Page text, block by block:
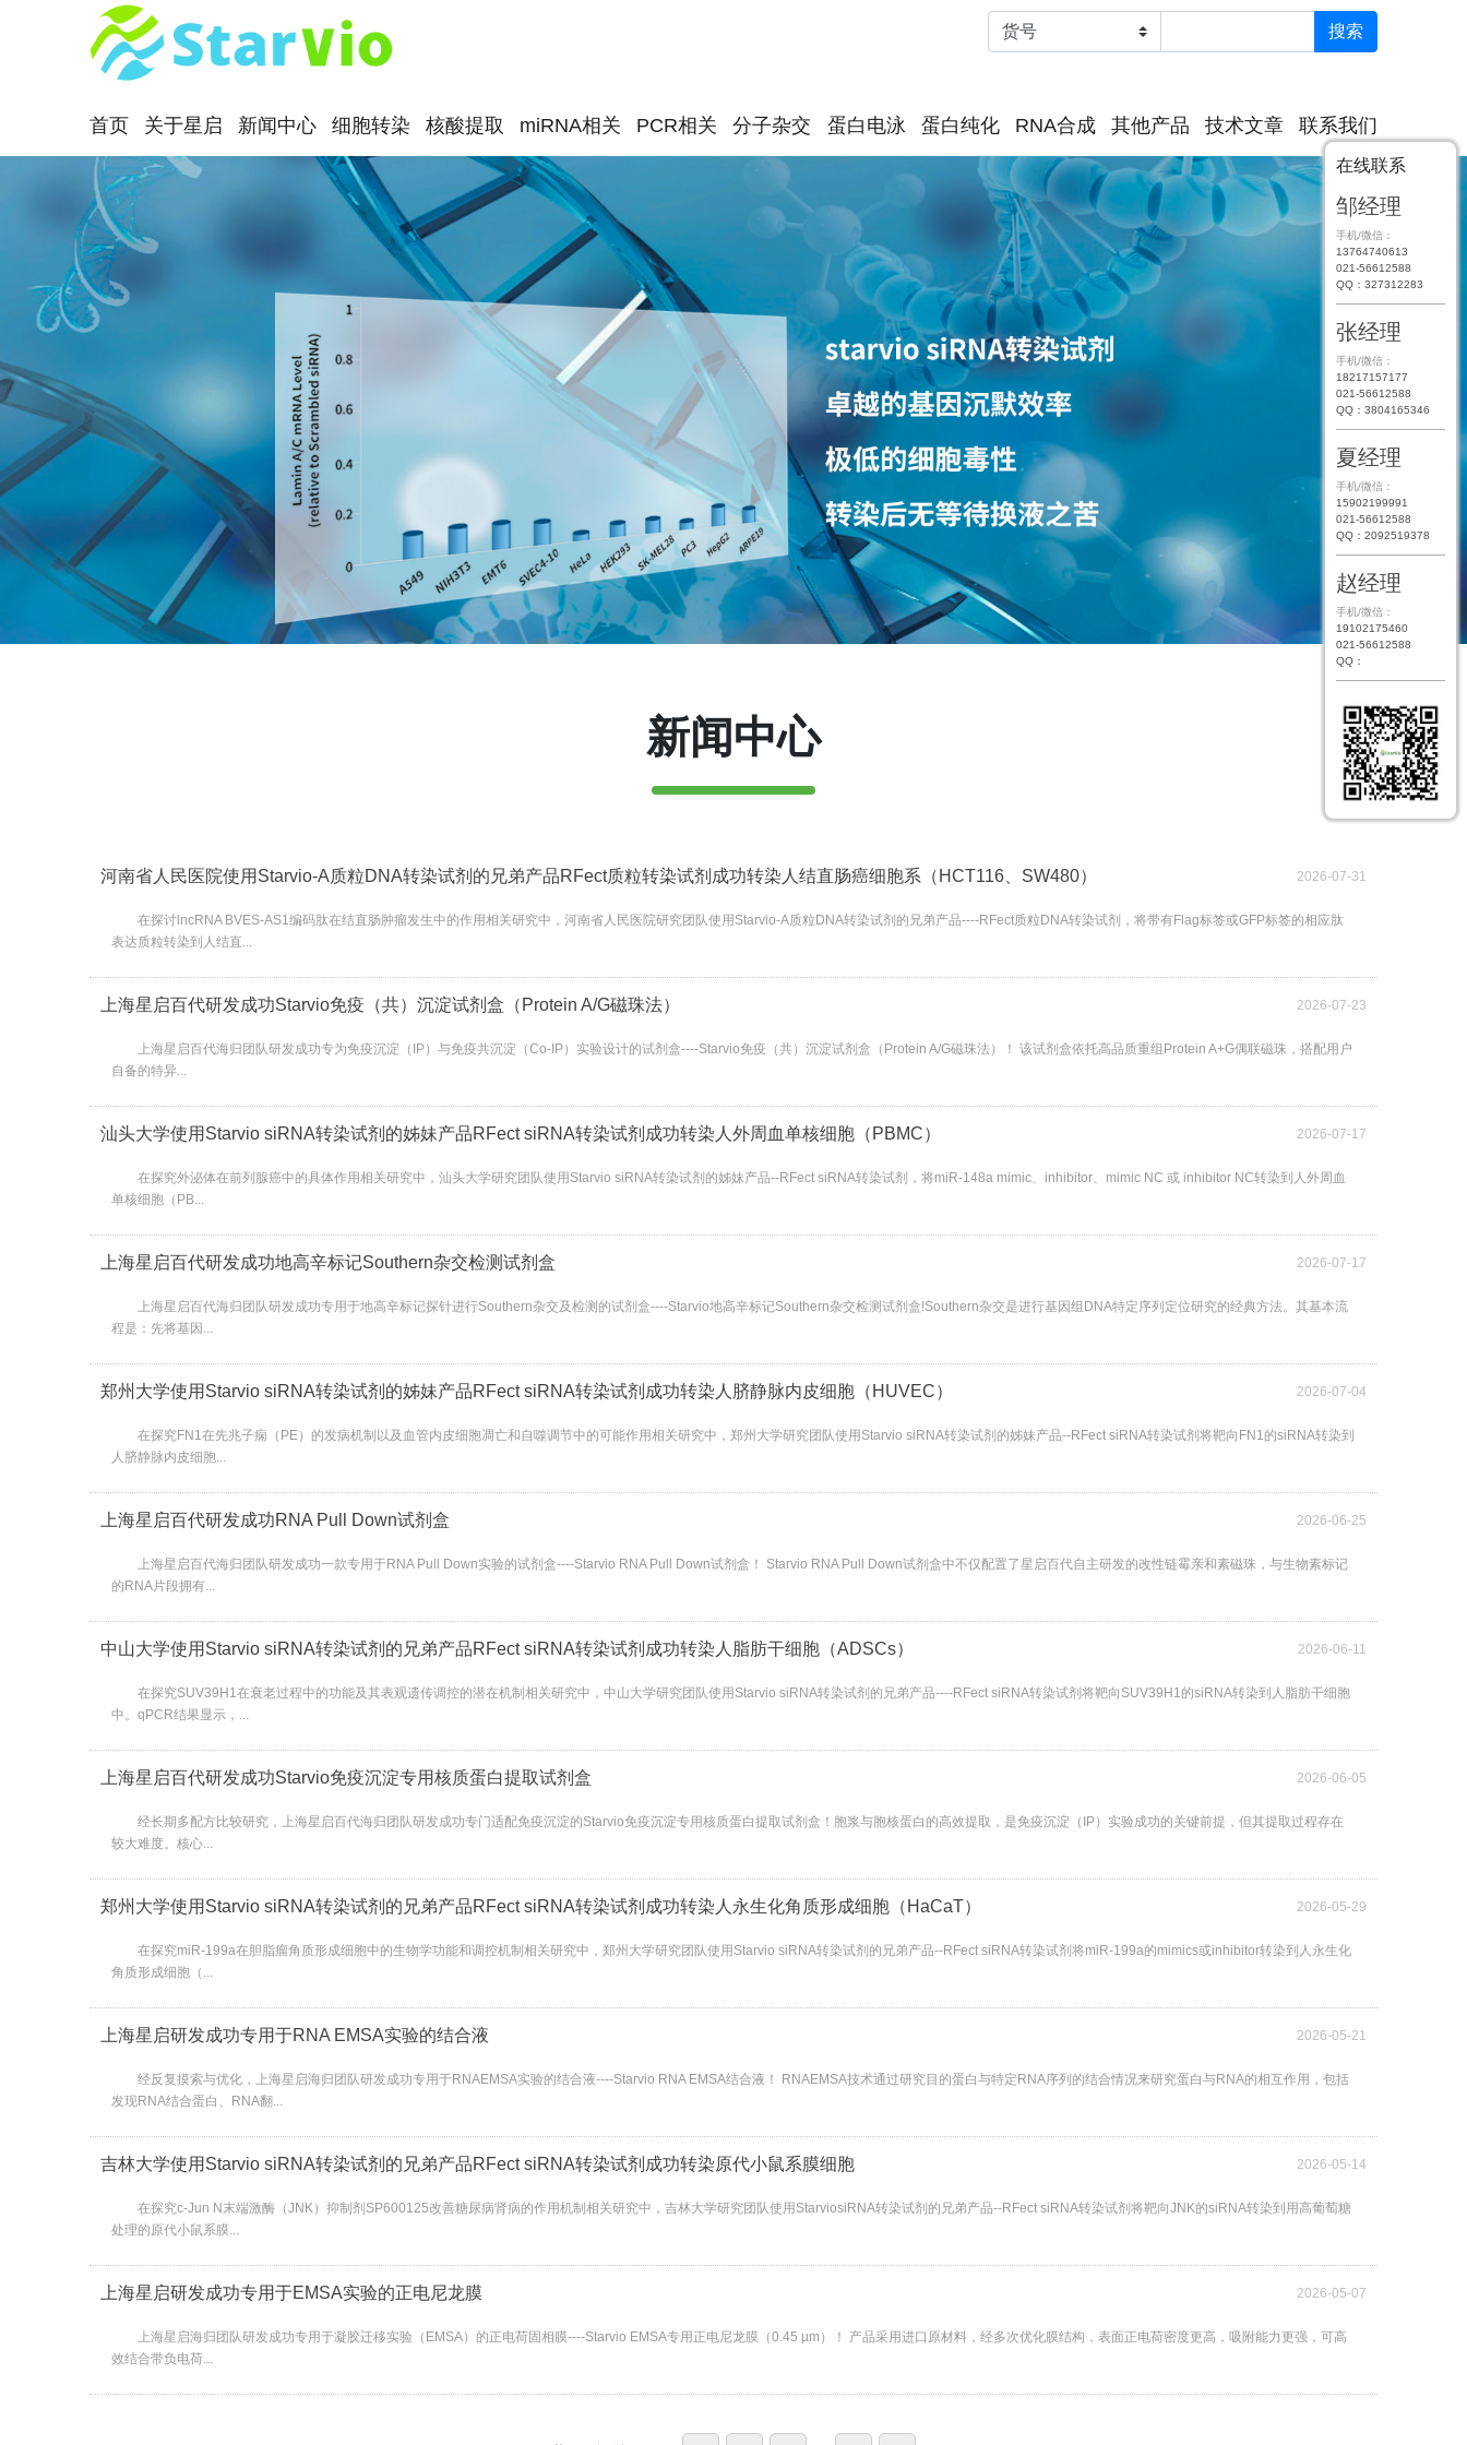
首页 关于星启 新闻中心 细胞转染 核酸提取 miRNA相关 PCR相关 分子杂交 蛋白电泳 蛋白纯化 RNA合成 其他产品 技术文章 联系我们
新闻中心
2026-07-31
河南省人民医院使用Starvio-A质粒DNA转染试剂的兄弟产品RFect质粒转染试剂成功转染人结直肠癌细胞系（HCT116、SW480）
在探讨lncRNA BVES-AS1编码肽在结直肠肿瘤发生中的作用相关研究中，河南省人民医院研究团队使用Starvio-A质粒DNA转染试剂的兄弟产品----RFect质粒DNA转染试剂，将带有Flag标签或GFP标签的相应肽
表达质粒转染到人结直...
2026-07-23
上海星启百代研发成功Starvio免疫（共）沉淀试剂盒（Protein A/G磁珠法）
上海星启百代海归团队研发成功专为免疫沉淀（IP）与免疫共沉淀（Co-IP）实验设计的试剂盒----Starvio免疫（共）沉淀试剂盒（Protein A/G磁珠法）！ 该试剂盒依托高品质重组Protein A+G偶联磁珠，搭配用户
自备的特异...
2026-07-17
汕头大学使用Starvio siRNA转染试剂的姊妹产品RFect siRNA转染试剂成功转染人外周血单核细胞（PBMC）
在探究外泌体在前列腺癌中的具体作用相关研究中，汕头大学研究团队使用Starvio siRNA转染试剂的姊妹产品--RFect siRNA转染试剂，将miR-148a mimic、inhibitor、mimic NC 或 inhibitor NC转染到人外周血
单核细胞（PB...
2026-07-17
上海星启百代研发成功地高辛标记Southern杂交检测试剂盒
上海星启百代海归团队研发成功专用于地高辛标记探针进行Southern杂交及检测的试剂盒----Starvio地高辛标记Southern杂交检测试剂盒!Southern杂交是进行基因组DNA特定序列定位研究的经典方法。其基本流
程是：先将基因...
2026-07-04
郑州大学使用Starvio siRNA转染试剂的姊妹产品RFect siRNA转染试剂成功转染人脐静脉内皮细胞（HUVEC）
在探究FN1在先兆子痫（PE）的发病机制以及血管内皮细胞凋亡和自噬调节中的可能作用相关研究中，郑州大学研究团队使用Starvio siRNA转染试剂的姊妹产品--RFect siRNA转染试剂将靶向FN1的siRNA转染到
人脐静脉内皮细胞...
2026-06-25
上海星启百代研发成功RNA Pull Down试剂盒
上海星启百代海归团队研发成功一款专用于RNA Pull Down实验的试剂盒----Starvio RNA Pull Down试剂盒！ Starvio RNA Pull Down试剂盒中不仅配置了星启百代自主研发的改性链霉亲和素磁珠，与生物素标记
的RNA片段拥有...
2026-06-11
中山大学使用Starvio siRNA转染试剂的兄弟产品RFect siRNA转染试剂成功转染人脂肪干细胞（ADSCs）
在探究SUV39H1在衰老过程中的功能及其表观遗传调控的潜在机制相关研究中，中山大学研究团队使用Starvio siRNA转染试剂的兄弟产品----RFect siRNA转染试剂将靶向SUV39H1的siRNA转染到人脂肪干细胞
中。qPCR结果显示，...
2026-06-05
上海星启百代研发成功Starvio免疫沉淀专用核质蛋白提取试剂盒
经长期多配方比较研究，上海星启百代海归团队研发成功专门适配免疫沉淀的Starvio免疫沉淀专用核质蛋白提取试剂盒！胞浆与胞核蛋白的高效提取，是免疫沉淀（IP）实验成功的关键前提，但其提取过程存在
较大难度。核心...
2026-05-29
郑州大学使用Starvio siRNA转染试剂的兄弟产品RFect siRNA转染试剂成功转染人永生化角质形成细胞（HaCaT）
在探究miR-199a在胆脂瘤角质形成细胞中的生物学功能和调控机制相关研究中，郑州大学研究团队使用Starvio siRNA转染试剂的兄弟产品--RFect siRNA转染试剂将miR-199a的mimics或inhibitor转染到人永生化
角质形成细胞（...
2026-05-21
上海星启研发成功专用于RNA EMSA实验的结合液
经反复摸索与优化，上海星启海归团队研发成功专用于RNAEMSA实验的结合液----Starvio RNA EMSA结合液！ RNAEMSA技术通过研究目的蛋白与特定RNA序列的结合情况来研究蛋白与RNA的相互作用，包括
发现RNA结合蛋白、RNA翻...
2026-05-14
吉林大学使用Starvio siRNA转染试剂的兄弟产品RFect siRNA转染试剂成功转染原代小鼠系膜细胞
在探究c-Jun N末端激酶（JNK）抑制剂SP600125改善糖尿病肾病的作用机制相关研究中，吉林大学研究团队使用StarviosiRNA转染试剂的兄弟产品--RFect siRNA转染试剂将靶向JNK的siRNA转染到用高葡萄糖
处理的原代小鼠系膜...
2026-05-07
上海星启研发成功专用于EMSA实验的正电尼龙膜
上海星启海归团队研发成功专用于凝胶迁移实验（EMSA）的正电荷固相膜----Starvio EMSA专用正电尼龙膜（0.45 µm）！ 产品采用进口原材料，经多次优化膜结构，表面正电荷密度更高，吸附能力更强，可高
效结合带负电荷...
在线联系
邹经理
手机/微信：
13764740613
021-56612588
QQ：327312283
张经理
手机/微信：
18217157177
021-56612588
QQ：3804165346
夏经理
手机/微信：
15902199991
021-56612588
QQ：2092519378
赵经理
手机/微信：
19102175460
021-56612588
QQ：